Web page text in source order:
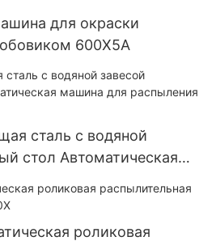
для окраски
600X5A
сталь с водяной
стол Автоматическая
краски Z600
роликовая